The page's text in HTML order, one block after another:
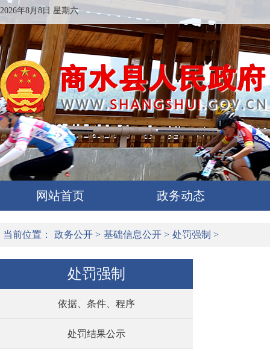
2026年8月8日 星期六
网站首页 政务动态
当前位置： 政务公开 > 基础信息公开 > 处罚强制 >
处罚强制
依据、条件、程序
处罚结果公示